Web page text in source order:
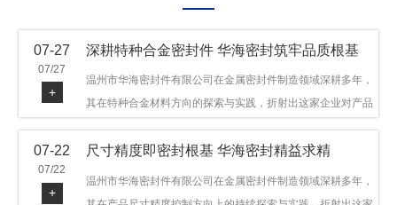
07-27
07/27
+
深耕特种合金密封件 华海密封筑牢品质根基
温州市华海密封件有限公司在金属密封件制造领域深耕多年，
其在特种合金材料方向的探索与实践，折射出这家企业对产品
品，可提供多种材质方案，在石油机械、管道法兰、采油树、
07-22
07/22
+
尺寸精度即密封根基 华海密封精益求精
温州市华海密封件有限公司在金属密封件制造领域深耕多年，